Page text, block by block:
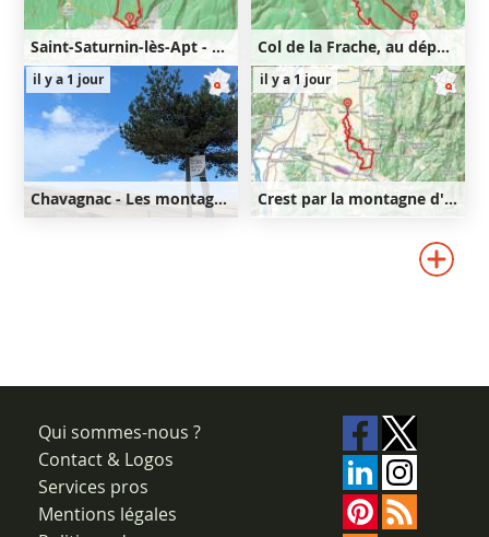
Saint-Saturnin-lès-Apt - Lourète - Vaucarlenque
11km
440m
440m
Col de la Frache, au départ d'Aurel
21km
640m
640m
il y a 1 jour
Chavagnac - Les montagnes de Ségur-les-Villas
il y a 1 jour
Crest par la montagne d'Upie et Vaunaveys
Qui sommes-nous ?
Contact & Logos
Services pros
Mentions légales